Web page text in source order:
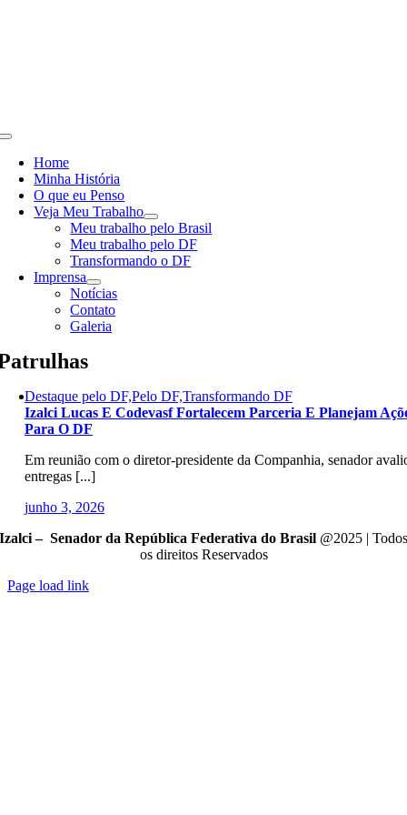
Toggle
NavigationHome
Minha História
O que eu Penso
Veja Meu Trabalho
Meu trabalho pelo Brasil
Meu trabalho pelo DF
Transformando o DF
Imprensa
Notícias
Contato
Galeria
Destaque pelo DF,Pelo DF,Transformando DF
Izalci Lucas E Codevasf Fortalecem Parceria E Planejam
Para O DF
​Em reunião com o diretor-presidente da Companhia, senador
entregas [...]
junho 3, 2026
Izalci – Senador da República Federativa do Brasil @2025 | Todos
os direitos Reservados
Page load link